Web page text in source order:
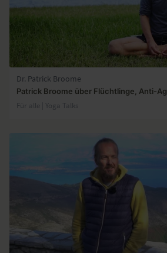
Dr. Patrick Broome
Patrick Broome über Flüchtlinge, Anti-
Für alle | Yoga Talks